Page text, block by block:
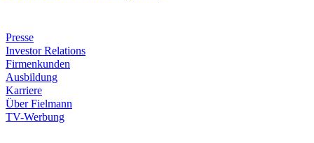
Presse
Investor Relations
Firmenkunden
Ausbildung
Karriere
Über Fielmann
TV-Werbung